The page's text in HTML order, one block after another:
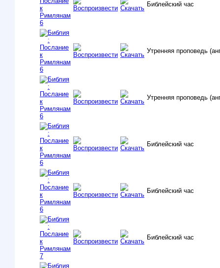
Библейский час
Утренняя проповедь
Утренняя проповедь
Библейский час
Библейский час
Библейский час